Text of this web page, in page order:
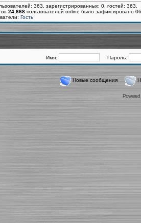
363, зарегистрированных: 0, гостей:
24,668 пользователей online было зафиксировано
Гость
Имя: Пароль:
Новые сообщения